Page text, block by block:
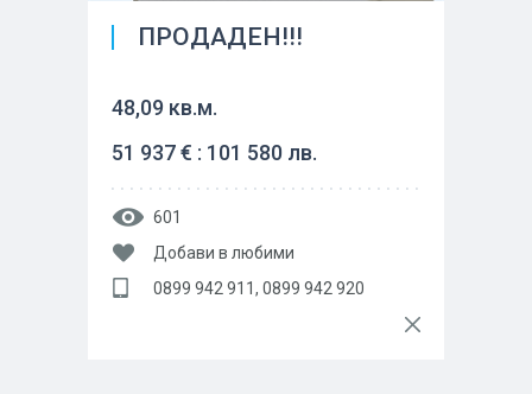
ПРОДАДЕН!!!
48,09 кв.м.
51 937 € : 101 580 лв.
601
Добави в любими
0899 942 911, 0899 942 920